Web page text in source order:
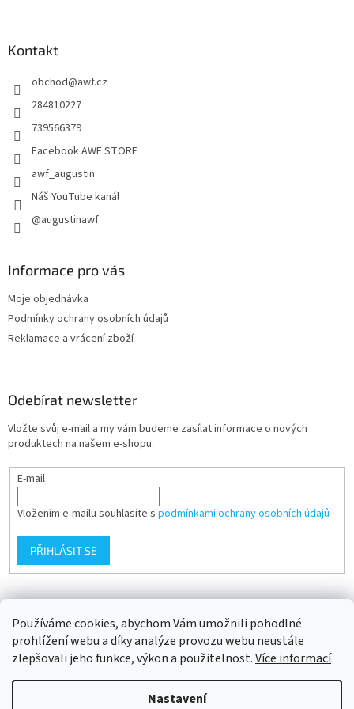
Používáme cookies, abychom Vám umožnili pohodlné
prohlížení webu a díky analýze provozu webu neustále
zlepšovali jeho funkce, výkon a použitelnost.Více informací
Nastavení
Kontakt
obchod@awf.cz
284810227
739566379
Facebook AWF STORE
awf_augustin
Náš YouTube kanál
@augustinawf
Informace pro vás
Moje objednávka
Podmínky ochrany osobních údajů
Reklamace a vrácení zboží
Odebírat newsletter
Vložte svůj e-mail a my vám budeme zasílat informace o nových
produktech na našem e-shopu.
E-mail
Vložením e-mailu souhlasíte s podmínkami ochrany osobních údajů
PŘIHLÁSIT SE
Vytvořil Shoptet